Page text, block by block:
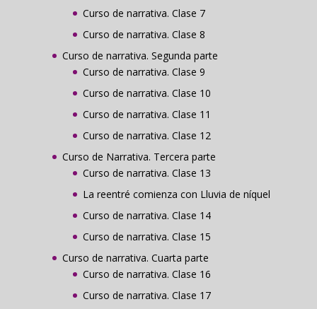
Curso de narrativa. Clase 7
Curso de narrativa. Clase 8
Curso de narrativa. Segunda parte
Curso de narrativa. Clase 9
Curso de narrativa. Clase 10
Curso de narrativa. Clase 11
Curso de narrativa. Clase 12
Curso de Narrativa. Tercera parte
Curso de narrativa. Clase 13
La reentré comienza con Lluvia de níquel
Curso de narrativa. Clase 14
Curso de narrativa. Clase 15
Curso de narrativa. Cuarta parte
Curso de narrativa. Clase 16
Curso de narrativa. Clase 17